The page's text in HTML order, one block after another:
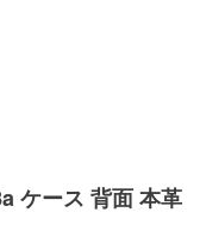
ケース 背面 本革